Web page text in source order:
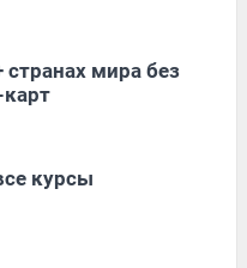
странах мира без
курсы